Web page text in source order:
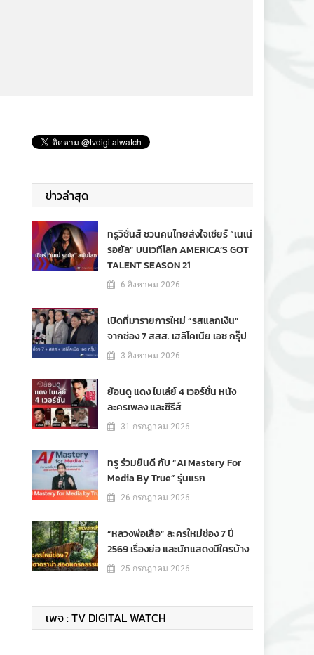
ข่าวล่าสุด
ทรูวิชั่นส์ ชวนคนไทยส่งใจเชียร์ “เนเน่
รอยัล” บนเวทีโลก AMERICA’S GOT
TALENT SEASON 21
6 สิงหาคม 2026
เปิดที่มารายการใหม่ “รสแลกเงิน”
จากช่อง 7 สสส. เฮลิโคเนีย เอช กรุ๊ป
3 สิงหาคม 2026
ย้อนดู แดง ไบเล่ย์ 4 เวอร์ชั่น หนัง
ละครเพลง และซีรีส์
31 กรกฎาคม 2026
ทรู ร่วมยินดี กับ “AI Mastery For
Media By True” รุ่นแรก
26 กรกฎาคม 2026
“หลวงพ่อเสือ” ละครใหม่ช่อง 7 ปี
2569 เรื่องย่อ และนักแสดงมีใครบ้าง
25 กรกฎาคม 2026
เพจ : TV DIGITAL WATCH